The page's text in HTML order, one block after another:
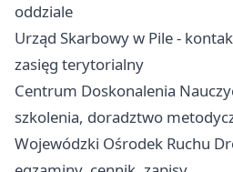
oddziale
Urząd Skarbowy w Pile -
zasięg terytorialny
Centrum Doskonalenia
szkolenia, doradztwo
Wojewódzki Ośrodek Ruchu